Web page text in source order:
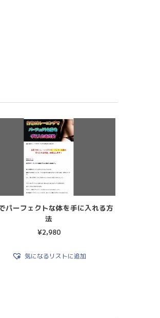
パーフェクトな体を手に入れる方
法
¥2,980
気になるリストに追加